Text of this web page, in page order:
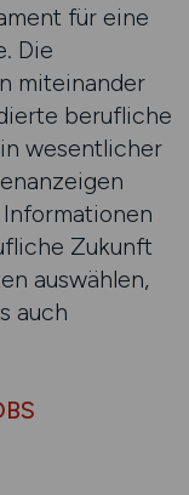
für eine
Die
miteinander
berufliche
wesentlicher
Zukunft
auswählen,
auch